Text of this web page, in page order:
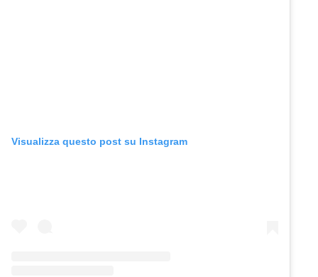
Visualizza questo post su Instagram